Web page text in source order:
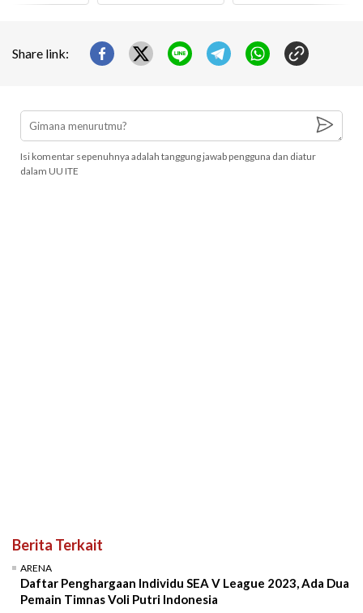
Share link:
Isi komentar sepenuhnya adalah tanggung jawab pengguna dan diatur
dalam UU ITE
Berita Terkait
ARENA
Daftar Penghargaan Individu SEA V League 2023, Ada Dua
Pemain Timnas Voli Putri Indonesia